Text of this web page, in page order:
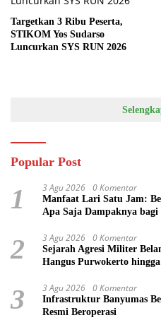
Targetkan 3 Ribu Peserta,
STIKOM Yos Sudarso
Luncurkan SYS RUN 2026
Popular Post
1 3 Agu 2026 0 Komentar
Manfaat Lari Satu Jam:
Apa Saja Dampaknya bagi
2 3 Agu 2026 0 Komentar
Sejarah Agresi Militer
Hangus Purwokerto
3 3 Agu 2026 0 Komentar
Infrastruktur Banyumas
Resmi Beroperasi